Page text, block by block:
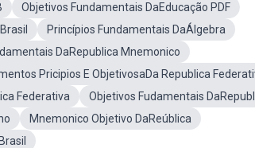
Objetivos Fundamentais DaEducação PDF
Princípios Fundamentais DaÁlgebra
DaRepublica Mnemonico
Pricipios E ObjetivosaDa Republica
Federativa
Objetivos Fudamentais
Mnemonico Objetivo DaReública